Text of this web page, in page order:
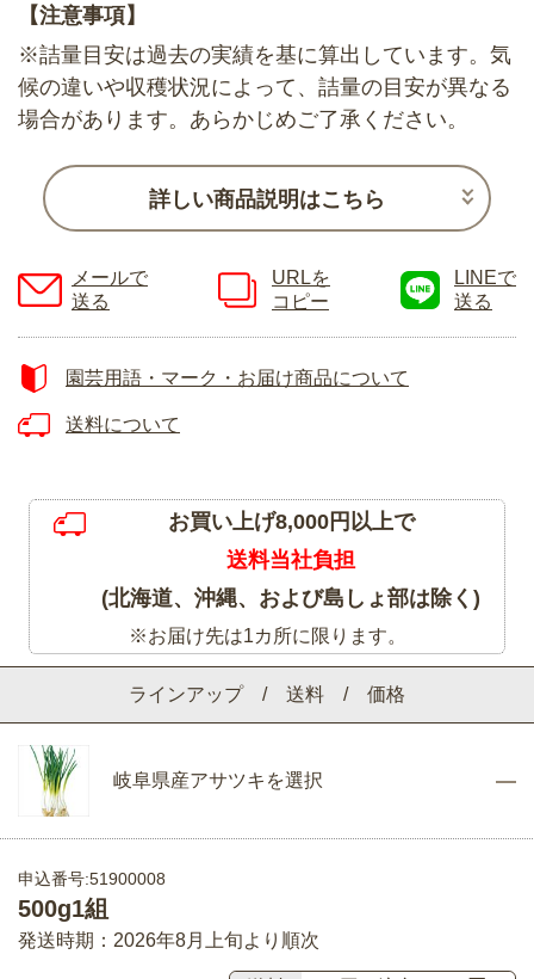
ラインアップ / 送料 / 価格
岐阜県産アサツキを選択
申込番号:51900008
500g1組
発送時期：2026年8月上旬より順次
【注意事項】
※詰量目安は過去の実績を基に算出しています。気
候の違いや収穫状況によって、詰量の目安が異なる
場合があります。あらかじめご了承ください。
詳しい商品説明はこちら
メールで
送る
URLを
コピー
LINEで
送る
園芸用語・マーク・お届け商品について
送料について
お買い上げ8,000円以上で
送料当社負担
(北海道、沖縄、および島しょ部は除く)
※お届け先は1カ所に限ります。